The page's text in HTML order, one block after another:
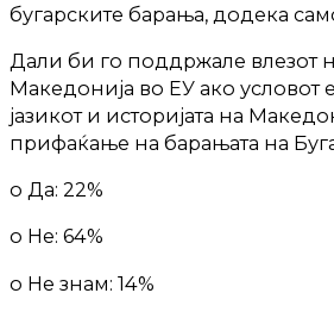
бугарските барања, додека
Дали би го поддржале влезот
Македонија во ЕУ ако условот
јазикот и историјата на
прифаќање на барањата на
o Да: 22%
o Не: 64%
o Не знам: 14%